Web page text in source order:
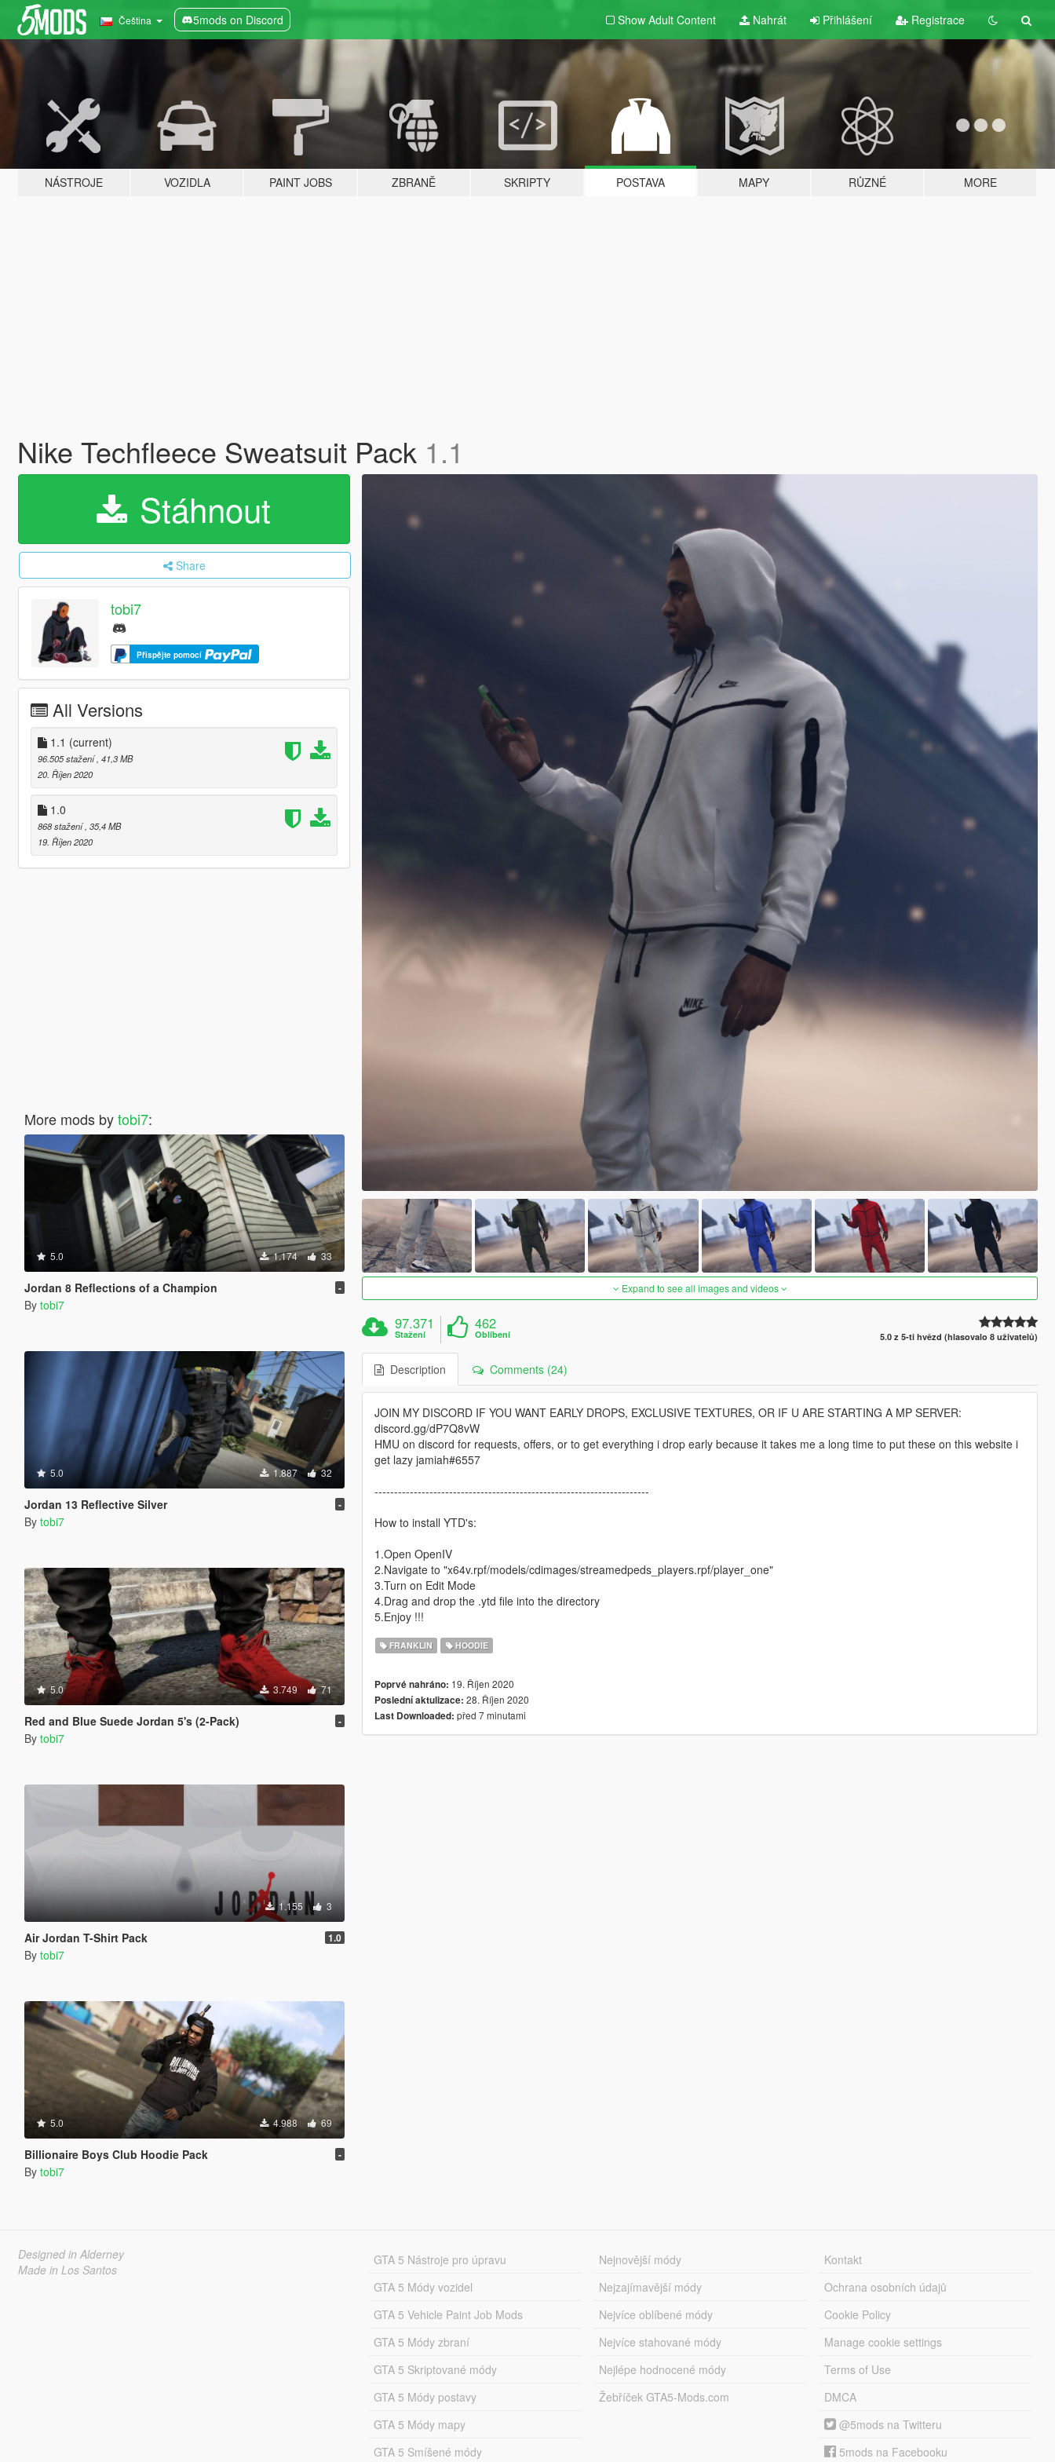
Čeština 5mods on Discord Show Adult Content Nahrát Přihlášení Registrace
NÁSTROJE VOZIDLA PAINT JOBS ZBRANĚ SKRIPTY POSTAVA MAPY RŮZNÉ MORE
Nike Techfleece Sweatsuit Pack 1.1
Stáhnout
Share
tobi7
Přispějte pomocí
All Versions
1.1 (current)
96.505 stažení , 41,3 MB
20. Říjen 2020
1.0
868 stažení , 35,4 MB
19. Říjen 2020
More mods bytobi7:
5.0 1.174 33
Jordan 8 Reflections of a Champion -
By tobi7
5.0 1.887 32
Jordan 13 Reflective Silver -
By tobi7
5.0 3.749 71
Red and Blue Suede Jordan 5's (2-Pack) -
By tobi7
1.155 3
Air Jordan T-Shirt Pack 1.0
By tobi7
5.0 4.988 69
Billionaire Boys Club Hoodie Pack -
By tobi7
Expand to see all images and videos
97.371
Stažení
462
Oblíbení 5.0 z 5-ti hvězd (hlasovalo 8 uživatelů)
Description Comments (24)
JOIN MY DISCORD IF YOU WANT EARLY DROPS, EXCLUSIVE TEXTURES, OR IF U ARE STARTING A MP SERVER:
discord.gg/dP7Q8vW
HMU on discord for requests, offers, or to get everything i drop early because it takes me a long time to put these on this website i
get lazy jamiah#6557
----------------------------------------------------------------------
How to install YTD's:
1.Open OpenIV
2.Navigate to "x64v.rpf/models/cdimages/streamedpeds_players.rpf/player_one"
3.Turn on Edit Mode
4.Drag and drop the .ytd file into the directory
5.Enjoy !!!
FRANKLIN HOODIE
Poprvé nahráno: 19. Říjen 2020
Poslední aktulizace: 28. Říjen 2020
Last Downloaded: před 7 minutami
Designed in Alderney
Made in Los Santos
GTA 5 Nástroje pro úpravu
GTA 5 Módy vozidel
GTA 5 Vehicle Paint Job Mods
GTA 5 Módy zbraní
GTA 5 Skriptované módy
GTA 5 Módy postavy
GTA 5 Módy mapy
GTA 5 Smíšené módy
Nejnovější módy
Nejzajímavější módy
Nejvíce oblíbené módy
Nejvíce stahované módy
Nejlépe hodnocené módy
Žebříček GTA5-Mods.com
Kontakt
Ochrana osobních údajů
Cookie Policy
Manage cookie settings
Terms of Use
DMCA
@5mods na Twitteru
5mods na Facebooku